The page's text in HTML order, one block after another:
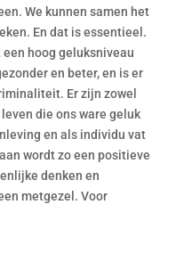
We kunnen samen het
En dat is essentieel.
hoog geluksniveau
en beter, en is er
Er zijn zowel
die ons ware geluk
en als individu vat
wordt zo een positieve
denken en
metgezel. Voor